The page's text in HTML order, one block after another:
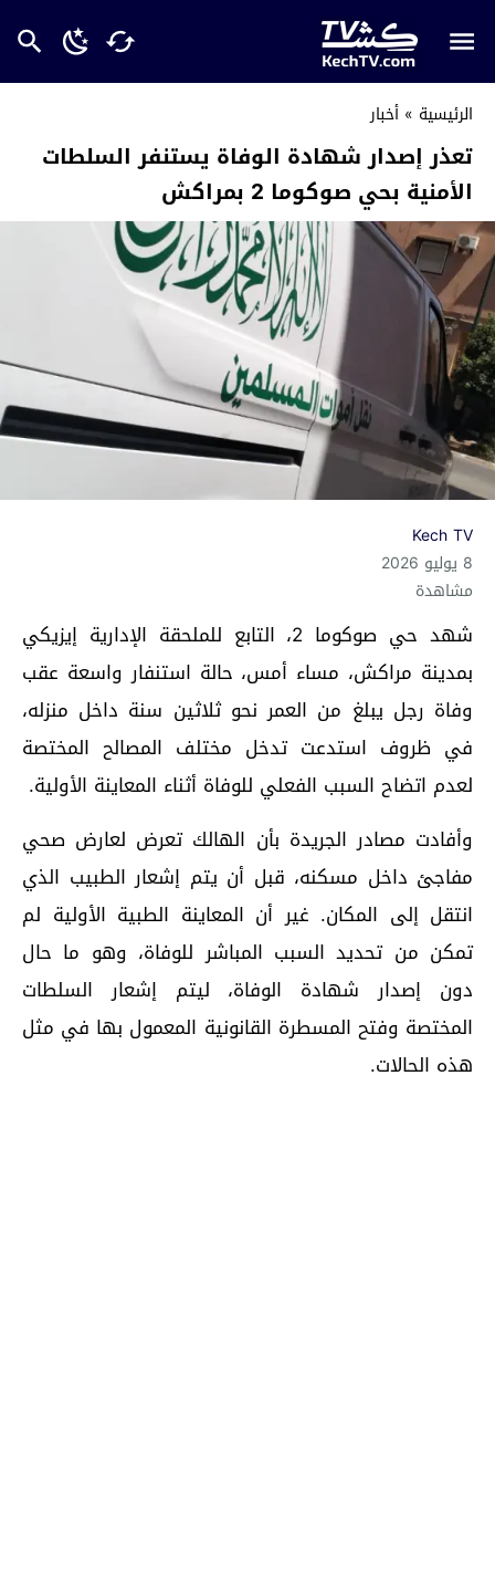
الرئيسية » أخبار
تعذر إصدار شهادة الوفاة يستنفر السلطات
الأمنية بحي صوكوما 2 بمراكش
Kech TV
8 يوليو 2026
مشاهدة
شهد حي صوكوما 2، التابع للملحقة الإدارية إيزيكي
بمدينة مراكش، مساء أمس، حالة استنفار واسعة عقب
وفاة رجل يبلغ من العمر نحو ثلاثين سنة داخل منزله،
في ظروف استدعت تدخل مختلف المصالح المختصة
لعدم اتضاح السبب الفعلي للوفاة أثناء المعاينة الأولية.
وأفادت مصادر الجريدة بأن الهالك تعرض لعارض صحي
مفاجئ داخل مسكنه، قبل أن يتم إشعار الطبيب الذي
انتقل إلى المكان. غير أن المعاينة الطبية الأولية لم
تمكن من تحديد السبب المباشر للوفاة، وهو ما حال
دون إصدار شهادة الوفاة، ليتم إشعار السلطات
المختصة وفتح المسطرة القانونية المعمول بها في مثل
هذه الحالات.